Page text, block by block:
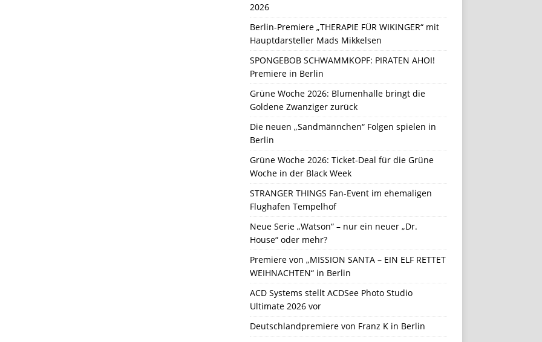
2026
Berlin-Premiere „THERAPIE FÜR WIKINGER“ mit
Hauptdarsteller Mads Mikkelsen
SPONGEBOB SCHWAMMKOPF: PIRATEN AHOI!
Premiere in Berlin
Grüne Woche 2026: Blumenhalle bringt die
Goldene Zwanziger zurück
Die neuen „Sandmännchen“ Folgen spielen in
Berlin
Grüne Woche 2026: Ticket-Deal für die Grüne
Woche in der Black Week
STRANGER THINGS Fan-Event im ehemaligen
Flughafen Tempelhof
Neue Serie „Watson“ – nur ein neuer „Dr.
House“ oder mehr?
Premiere von „MISSION SANTA – EIN ELF RETTET
WEIHNACHTEN“ in Berlin
ACD Systems stellt ACDSee Photo Studio
Ultimate 2026 vor
Deutschlandpremiere von Franz K in Berlin